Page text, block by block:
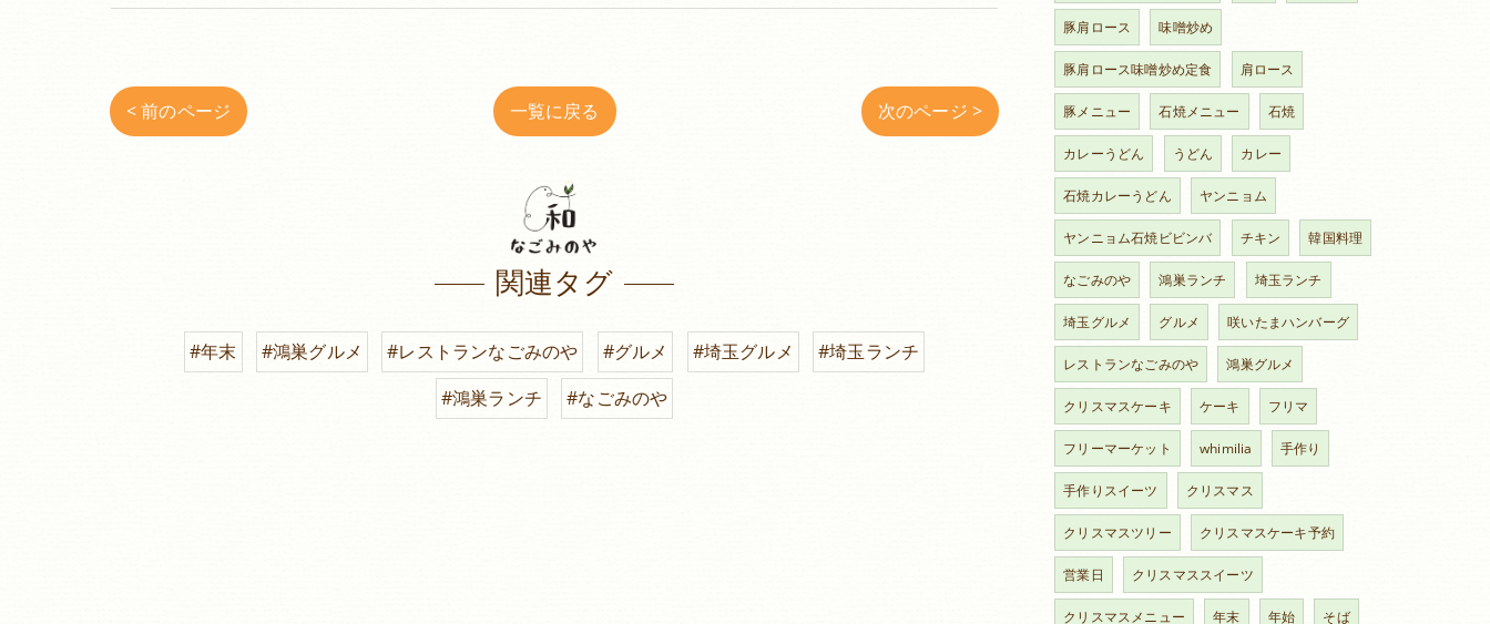
< 前のページ 一覧に戻る 次のページ >
関連タグ
#年末 #鴻巣グルメ #レストランなごみのや #グルメ #埼玉グルメ
#埼玉ランチ
#鴻巣ランチ
#なごみのや
豚肩ロース 味噌炒め
豚肩ロース味噌炒め定食 肩ロース
豚メニュー 石焼メニュー 石焼
カレーうどん うどん カレー
石焼カレーうどん ヤンニョム
ヤンニョム石焼ビビンバ チキン 韓国料理
なごみのや 鴻巣ランチ 埼玉ランチ
埼玉グルメ グルメ 咲いたまハンバーグ
レストランなごみのや 鴻巣グルメ
クリスマスケーキ ケーキ フリマ
フリーマーケット whimilia 手作り
手作りスイーツ クリスマス
クリスマスツリー クリスマスケーキ予約
営業日 クリスマススイーツ
クリスマスメニュー 年末 年始 そば